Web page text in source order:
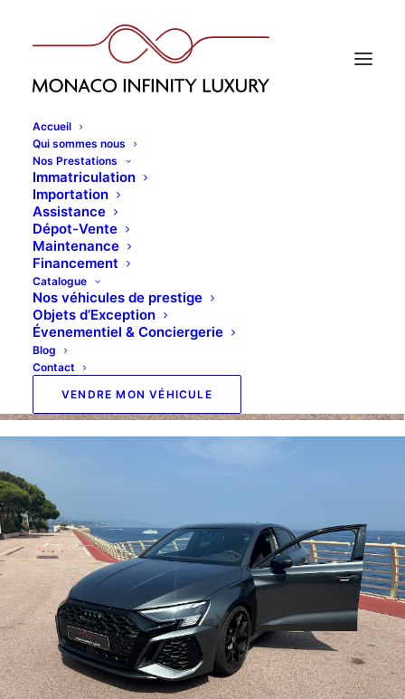
Accueil
Qui sommes nous
Nos Prestations
Immatriculation
Importation
Assistance
Dépot-Vente
Maintenance
Financement
Catalogue
Nos véhicules de prestige
Objets d’Exception
Évenementiel & Conciergerie
Blog
Contact
VENDRE MON VÉHICULE